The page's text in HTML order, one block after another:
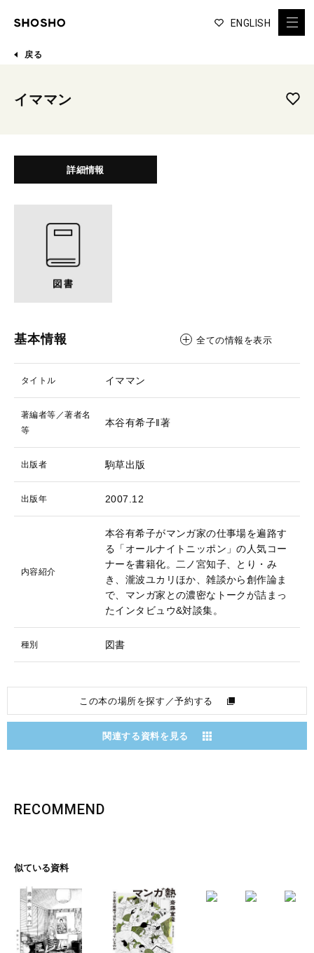
ENGLISH
戻る
イママン
詳細情報
基本情報 全ての情報を表示
タイトル イママン
著編者等／著者名
等
本谷有希子‖著
出版者 駒草出版
出版年 2007.12
内容紹介
本谷有希子がマンガ家の仕事場を遍路す
る「オールナイトニッポン」の人気コー
ナーを書籍化。二ノ宮知子、とり・み
き、瀧波ユカリほか、雑談から創作論ま
で、マンガ家との濃密なトークが詰まっ
たインタビュウ&対談集。
種別 図書
この本の場所を探す／予約する
関連する資料を見る
RECOMMEND
似ている資料